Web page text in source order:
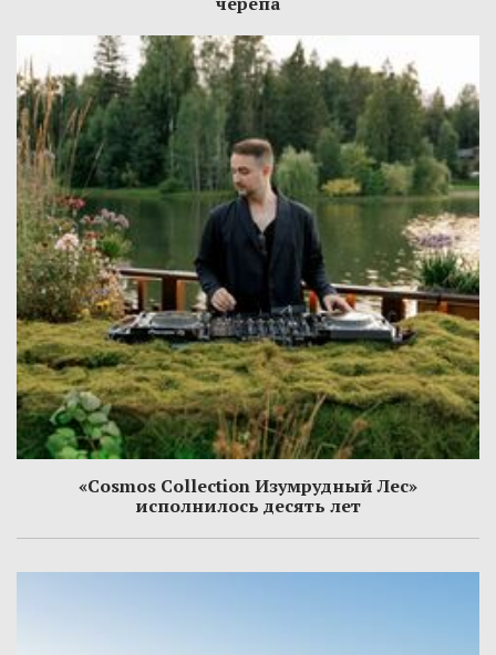
«Cosmos Collection Изумрудный Лес»
исполнилось десять лет